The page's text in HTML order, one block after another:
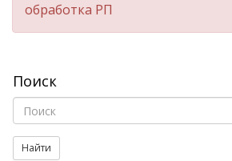
обработка РП
Поиск
Найти